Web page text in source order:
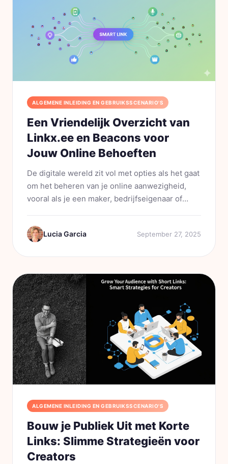
ALGEMENE INLEIDING EN GEBRUIKSSCENARIO'S
Een Vriendelijk Overzicht van
Linkx.ee en Beacons voor
Jouw Online Behoeften
De digitale wereld zit vol met opties als het gaat
om het beheren van je online aanwezigheid,
vooral als je een maker, bedrijfseigenaar of
misschien al bent tegengekomen zijn Linkx.ee
en Beacons. Hoewel...
Lucia Garcia September 27, 2025
ALGEMENE INLEIDING EN GEBRUIKSSCENARIO'S
Bouw je Publiek Uit met Korte
Links: Slimme Strategieën voor
Creators